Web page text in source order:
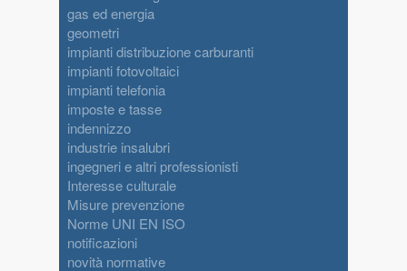
gas ed energia
geometri
impianti distribuzione carburanti
impianti fotovoltaici
impianti telefonia
imposte e tasse
indennizzo
industrie insalubri
ingegneri e altri professionisti
Interesse culturale
Misure prevenzione
Norme UNI EN ISO
notificazioni
novità normative